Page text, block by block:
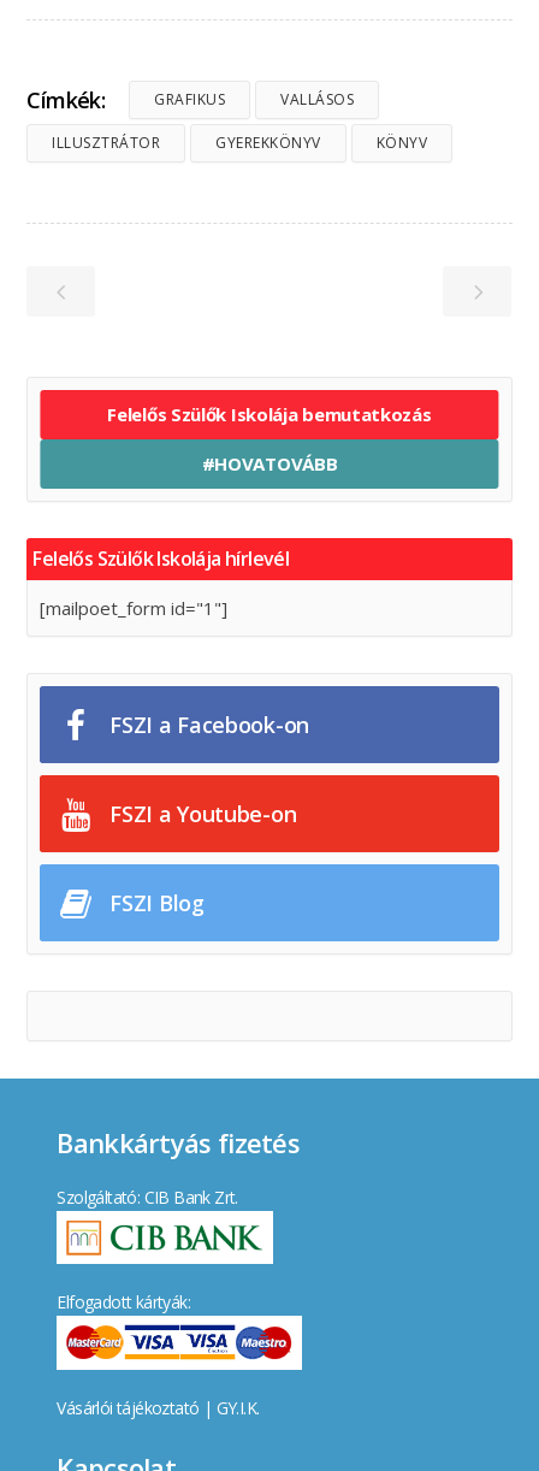
Címkék: GRAFIKUS VALLÁSOS
ILLUSZTRÁTOR GYEREKKÖNYV KÖNYV
Felelős Szülők Iskolája bemutatkozás
#HOVATOVÁBB
Felelős Szülők Iskolája hírlevél
[mailpoet_form id="1"]
FSZI a Facebook-on
FSZI a Youtube-on
FSZI Blog
Bankkártyás fizetés
Szolgáltató: CIB Bank Zrt.
Elfogadott kártyák:
Vásárlói tájékoztató | GY.I.K.